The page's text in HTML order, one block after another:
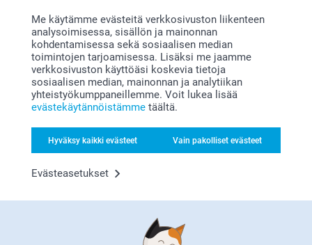
Me käytämme evästeitä verkkosivuston liikenteen
analysoimisessa, sisällön ja mainonnan
kohdentamisessa sekä sosiaalisen median
toimintojen tarjoamisessa. Lisäksi me jaamme
verkkosivuston käyttöäsi koskevia tietoja
sosiaalisen median, mainonnan ja analytiikan
yhteistyökumppaneillemme. Voit lukea lisää
evästekäytännöistämme täältä.
Hyväksy kaikki evästeet Vain pakolliset evästeet
Evästeasetukset
Etsitkö inspiraatiota?
Olemme täällä sinun vuoksesi